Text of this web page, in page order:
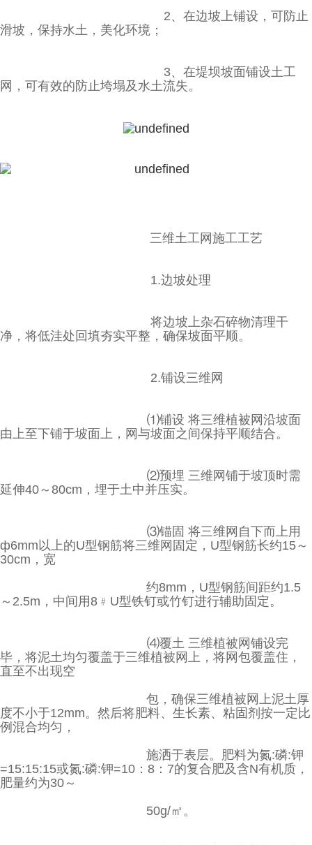
2、在边坡上铺设，可防止
滑坡，保持水土，美化环境；
3、在堤坝坡面铺设土工
网，可有效的防止垮塌及水土流失。
三维土工网施工工艺
1.边坡处理
将边坡上杂石碎物清理干
净，将低洼处回填夯实平整，确保坡面平顺。
2.铺设三维网
⑴铺设 将三维植被网沿坡面
由上至下铺于坡面上，网与坡面之间保持平顺结合。
⑵预埋 三维网铺于坡顶时需
延伸40～80cm，埋于土中并压实。
⑶锚固 将三维网自下而上用
ф6mm以上的U型钢筋将三维网固定，U型钢筋长约15～
30cm，宽
约8mm，U型钢筋间距约1.5
～2.5m，中间用8﹟U型铁钉或竹钉进行辅助固定。
⑷覆土 三维植被网铺设完
毕，将泥土均匀覆盖于三维植被网上，将网包覆盖住，
直至不出现空
包，确保三维植被网上泥土厚
度不小于12mm。然后将肥料、生长素、粘固剂按一定比
例混合均匀，
施洒于表层。肥料为氮:磷:钾
=15:15:15或氮:磷:钾=10：8：7的复合肥及含N有机质，
肥量约为30～
50g/㎡。